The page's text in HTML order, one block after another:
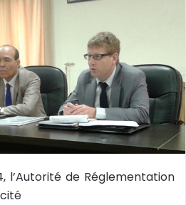
l’Autorité de Réglementation